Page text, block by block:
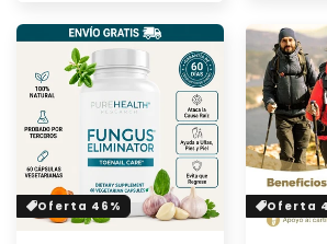
Oferta 46% Oferta